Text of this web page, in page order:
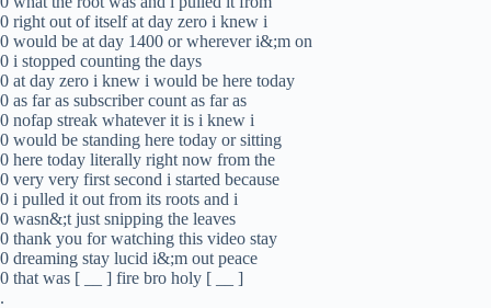
0 right out of itself at day zero i knew i
0 would be at day 1400 or wherever i&;m on
0 i stopped counting the days
0 at day zero i knew i would be here today
0 as far as subscriber count as far as
0 nofap streak whatever it is i knew i
0 would be standing here today or sitting
0 here today literally right now from the
0 very very first second i started because
0 i pulled it out from its roots and i
0 wasn&;t just snipping the leaves
0 thank you for watching this video stay
0 dreaming stay lucid i&;m out peace
0 that was [ __ ] fire bro holy [ __ ]
.